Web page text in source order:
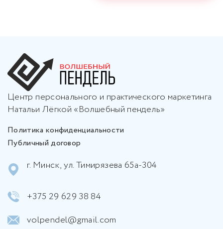
Центр персонального и практического маркетинга
Натальи Лёгкой «Волшебный пендель»
Политика конфиденциальности
Публичный договор
г. Минск, ул. Тимирязева 65а-304
+375 29 629 38 84
volpendel@gmail.com